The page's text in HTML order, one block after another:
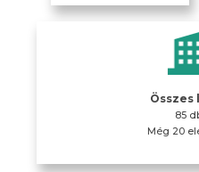
Összes
85
Még 20